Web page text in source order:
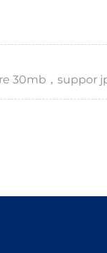
30mb，suppor